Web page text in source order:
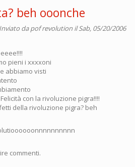
beh ooonche
Inviato dapof revolution il Sab, 05/20/2006
pieni i xxxxoni
abbiamo visti
con la rivoluzione pigra!!!!
della rivoluzione pigra? beh
commenti.